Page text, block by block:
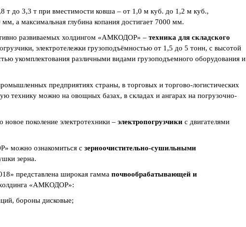
т до 3,3 т при вместимости ковша – от 1,0 м куб. до 1,2 м куб.,
а максимальная глубина копания достигает 7000 мм.
развиваемых холдингом «АМКОДОР» – техника для складского
электротележки грузоподъёмностью от 1,5 до 5 тонн, с высотой
укомплектования различными видами грузоподъемного оборудования и
предприятиях страны, в торговых и торгово-логистических
технику можно на овощных базах, в складах и ангарах на погрузочно-
поколение электротехники – электропогрузчики с двигателями
можно ознакомиться с зерноочистительно-сушильными
зерна.
представлена широкая гамма почвообрабатывающей и
холдинга «АМКОДОР»:
бороны дисковые;